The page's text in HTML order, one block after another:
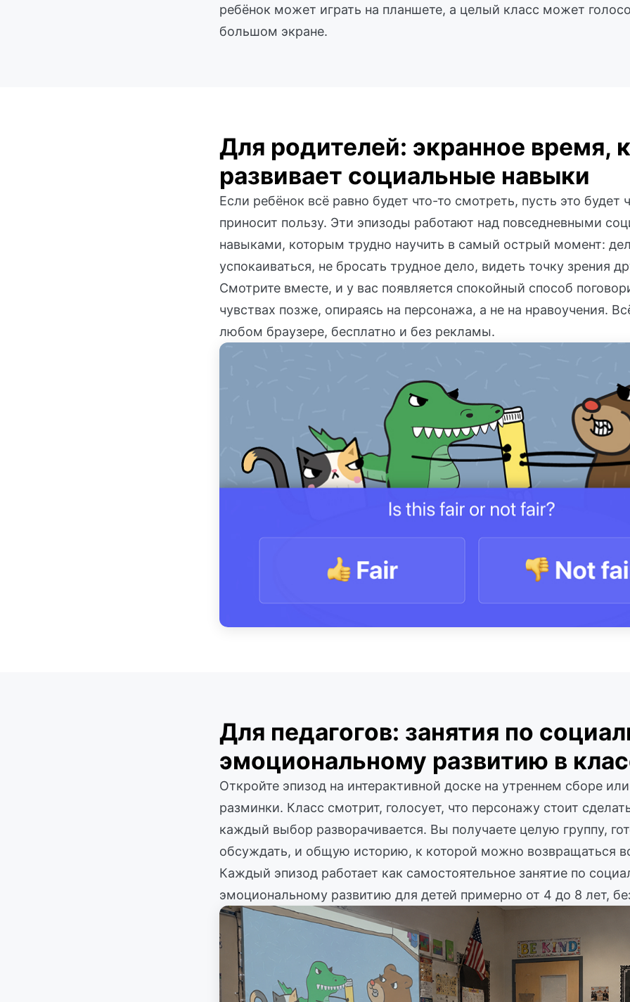
ребёнок может играть на планшете, а целый класс может
большом экране.
Для родителей: экранное время,
развивает социальные навыки
Если ребёнок всё равно будет что-то смотреть, пусть это будет
приносит пользу. Эти эпизоды работают над повседневными
навыками, которым трудно научить в самый острый момент:
успокаиваться, не бросать трудное дело, видеть точку зрения
Смотрите вместе, и у вас появляется спокойный способ
чувствах позже, опираясь на персонажа, а не на нравоучения.
любом браузере, бесплатно и без рекламы.
Для педагогов: занятия по
эмоциональному развитию в
Откройте эпизод на интерактивной доске на утреннем сборе
разминки. Класс смотрит, голосует, что персонажу стоит
каждый выбор разворачивается. Вы получаете целую группу,
обсуждать, и общую историю, к которой можно возвращаться
Каждый эпизод работает как самостоятельное занятие по
эмоциональному развитию для детей примерно от 4 до 8 лет,